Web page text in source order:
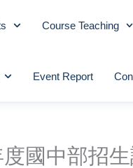
Course Teaching
Event Report
國中部招